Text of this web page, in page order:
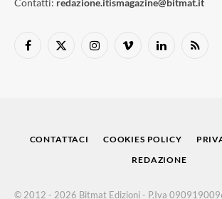
Contatti: redazione.itismagazine@bitmat.it
Facebook
X
InstagramVimeo LinkedInRSS
CONTATTACI COOKIES POLICY
REDAZIONE
© 2012 - 2026 Bitmat Edizioni - P.Iva